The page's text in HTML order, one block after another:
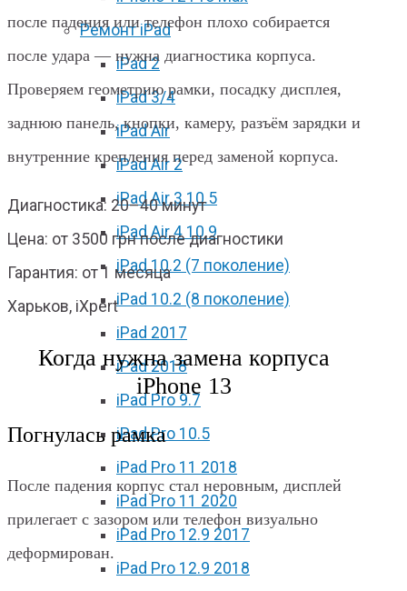
Ремонт iPad
iPad 2
iPad 3/4
iPad Air
iPad Air 2
iPad Air 3 10.5
iPad Air 4 10.9
iPad 10.2 (7 поколение)
iPad 10.2 (8 поколение)
iPad 2017
iPad 2018
iPad Pro 9.7
iPad Pro 10.5
iPad Pro 11 2018
iPad Pro 11 2020
iPad Pro 12.9 2017
iPad Pro 12.9 2018
после падения или телефон плохо собирается
после удара — нужна диагностика корпуса.
Проверяем геометрию рамки, посадку дисплея,
заднюю панель, кнопки, камеру, разъём зарядки и
внутренние крепления перед заменой корпуса.
Диагностика: 20–40 минут
Цена: от 3500 грн после диагностики
Гарантия: от 1 месяца
Харьков, iXpert
Когда нужна замена корпуса
iPhone 13
Погнулась рамка
После падения корпус стал неровным, дисплей
прилегает с зазором или телефон визуально
деформирован.